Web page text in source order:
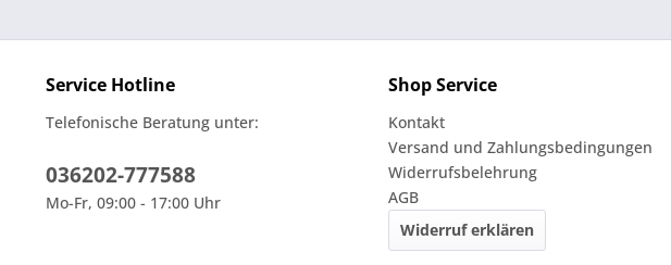
Service Hotline
Telefonische Beratung unter:
036202-777588
Mo-Fr, 09:00 - 17:00 Uhr
Shop Service
Kontakt
Versand und Zahlungsbedingungen
Widerrufsbelehrung
AGB
Widerruf erklären